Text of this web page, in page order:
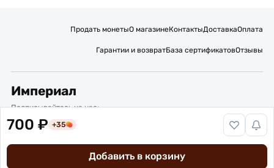
700 ₽ +35
Добавить в корзину
Продать монетыО магазинеКонтактыДоставкаОплата
Гарантии и возвратБаза сертификатовОтзывы
Империал
Подписывайтесь на нас:
Вакансии
Политика обработки персональных данных
© 2016 – 2026 ИП Титов Александр Михайлович